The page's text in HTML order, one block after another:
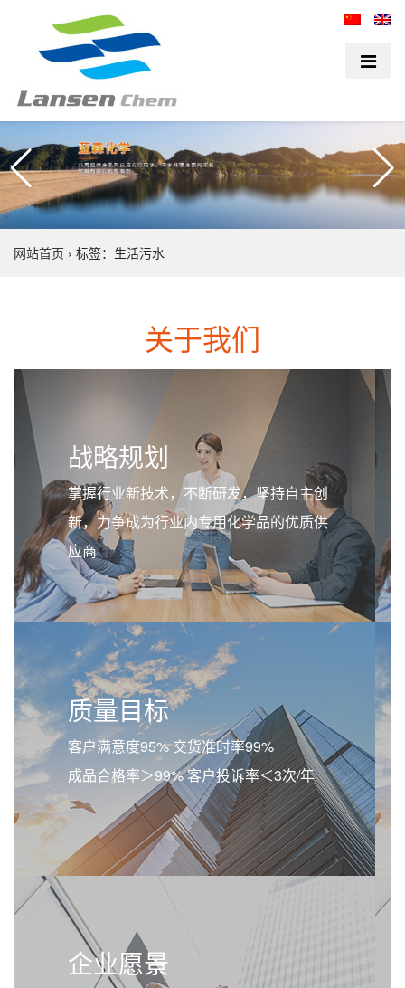
网站首页 › 标签：生活污水
关于我们
战略规划
掌握行业新技术，不断研发，坚持自主创
新，力争成为行业内专用化学品的优质供
应商
质量目标
客户满意度95% 交货准时率99%
成品合格率＞99% 客户投诉率＜3次/年
企业愿景